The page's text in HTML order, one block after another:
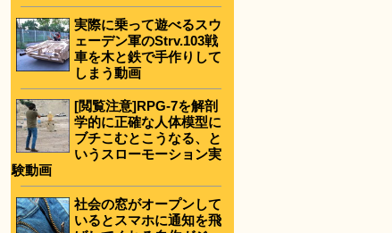
実際に乗って遊べるスウ
ェーデン軍のStrv.103戦
車を木と鉄で手作りして
しまう動画
[閲覧注意]RPG-7を解剖
学的に正確な人体模型に
ブチこむとこうなる、と
いうスローモーション実
験動画
社会の窓がオープンして
いるとスマホに通知を飛